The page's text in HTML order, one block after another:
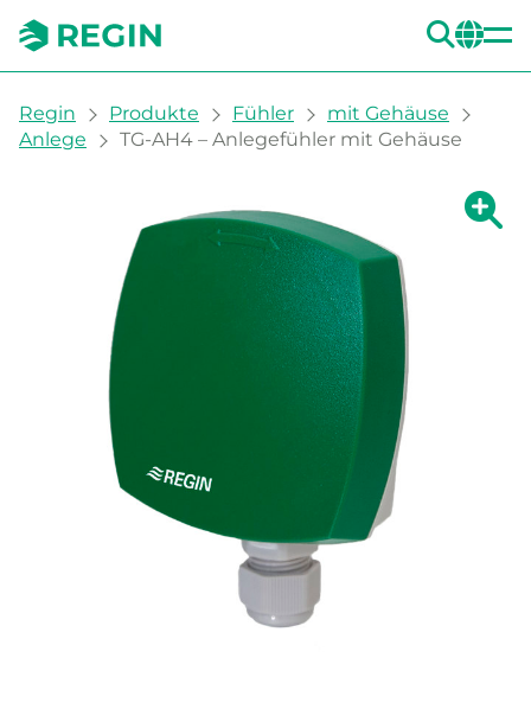
You are here:
Regin Produkte Fühler
mit Gehäuse
Anlege
TG-AH4 – Anlegefühler mit Gehäuse
Zeige